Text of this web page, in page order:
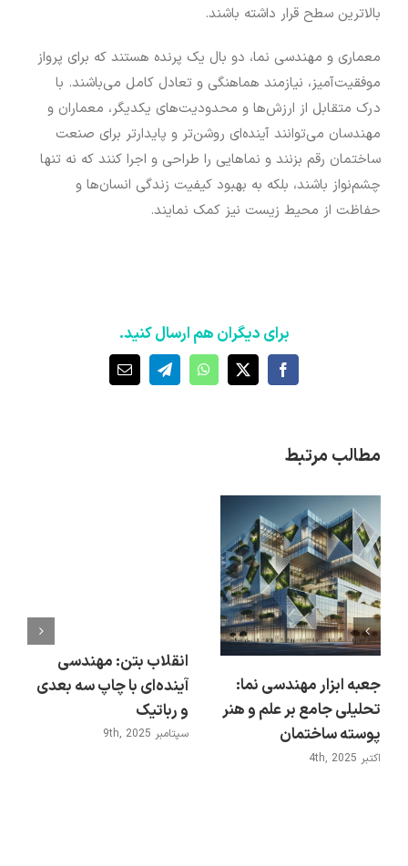
بالاترین سطح قرار داشته باشند.
معماری و مهندسی نما، دو بال یک پرنده هستند که برای پرواز
موفقیت‌آمیز، نیازمند هماهنگی و تعادل کامل می‌باشند. با
درک متقابل از ارزش‌ها و محدودیت‌های یکدیگر، معماران و
مهندسان می‌توانند آینده‌ای روشن‌تر و پایدارتر برای صنعت
ساختمان رقم بزنند و نماهایی را طراحی و اجرا کنند که نه تنها
چشم‌نواز باشند، بلکه به بهبود کیفیت زندگی انسان‌ها و
حفاظت از محیط زیست نیز کمک نمایند.
برای دیگران هم ارسال کنید.
Facebook
X
WhatsApp
Telegramایمیل
مطالب مرتبط
جعبه ابزار مهندسی نما:
تحلیلی جامع بر علم و هنر
پوسته ساختمان
اکتبر 4th, 2025
انقلاب بتن: مهندسی
آینده‌ای با چاپ سه بعدی
و رباتیک
سپتامبر 9th, 2025